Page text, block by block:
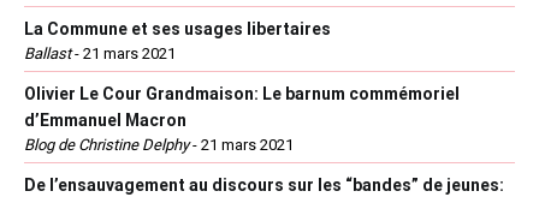
La Commune et ses usages libertaires
Ballast- 21 mars 2021
Olivier Le Cour Grandmaison: Le barnum commémoriel
d’Emmanuel Macron
Blog de Christine Delphy- 21 mars 2021
De l’ensauvagement au discours sur les “bandes” de jeunes: